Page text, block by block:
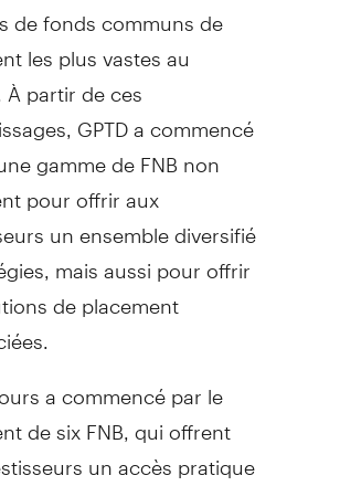
de fonds communs de
les plus vastes au
. À partir de ces
GPTD a commencé
gamme de FNB non
pour offrir aux
un ensemble diversifié
mais aussi pour offrir
de placement
a commencé par le
de six FNB, qui offrent
un accès pratique